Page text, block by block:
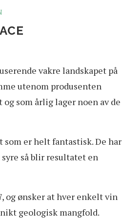
vakre landskapet på
utenom produsenten
som årlig lager noen av de
er helt fantastisk. De har
så blir resultatet en
og ønsker at hver enkelt vin
geologisk mangfold.